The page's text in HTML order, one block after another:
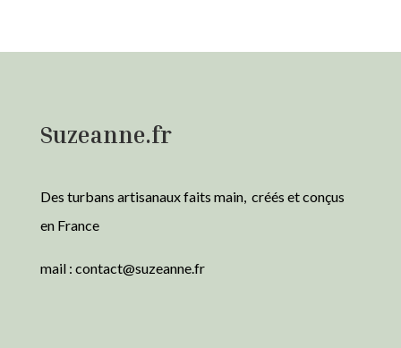
était : est :
Suzeanne.fr
Des turbans artisanaux faits main, créés et conçus
en France
mail : contact@suzeanne.fr